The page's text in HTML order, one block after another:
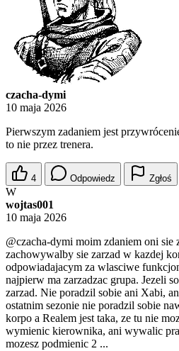
czacha-dymi
10 maja 2026
Pierwszym zadaniem jest
to nie przez trenera.
4 Odpowiedz Zgłoś
W
wojtas001
10 maja 2026
@czacha-dymi moim zdaniem oni sie
zachowywalby sie zarzad w kazdej
odpowiadajacym za wlasciwe
najpierw ma zarzadzac grupa. Jezeli
zarzad. Nie poradzil sobie ani Xabi,
ostatnim sezonie nie poradzil sobie
korpo a Realem jest taka, ze tu nie
wymienic kierownika, ani wywalic
mozesz podmienic 2 ...